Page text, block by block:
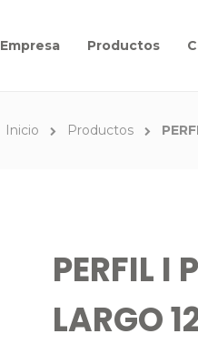
Empresa Productos
Inicio Productos
PERFIL I
LARGO